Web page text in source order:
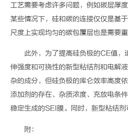
工艺需要考虑许多问题，例如碳层厚
某些情况下，硅和碳的连接仅仅是基
尺度上实现均匀的碳包覆层也是需要
此外，为了提高硅负极的CE值，
伸强度和可挠性的新型粘结剂和电解
杂的成分，但硅负极的库仑效率高度
添加剂的存在、杂质浓度、充放电条
稳定生成的SEI膜。同时，新型粘结剂
附：